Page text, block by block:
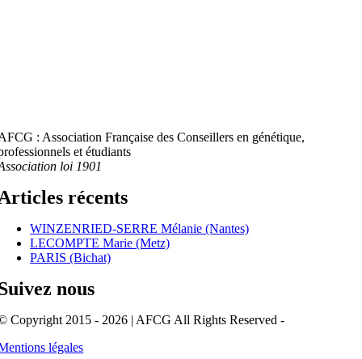
: Association Française des Conseillers en génétique,
et étudiants
loi 1901
récents
WINZENRIED-SERRE Mélanie (Nantes)
LECOMPTE Marie (Metz)
PARIS (Bichat)
nous
Copyright 2015 - 2026 | AFCG All Rights Reserved -
légales